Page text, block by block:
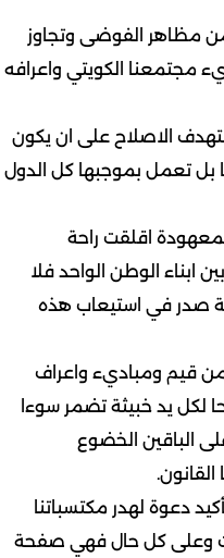
مظاهر الفوضى وتجاوز
مجتمعنا الكويتي واعرافه
الاصلاح على ان يكون
بل تعمل بموجبها كل الدول
اقلقت راحة
ابناء الوطن الواحد فلا
صدر في استيعاب هذه
من قيم ومباديء واعراف
لكل يد خبيثة تضمر سوءا
الباقين الخضوع
القانون.
دعوة لهدر مكتسباتنا
وعلى كل حال فهي صفحة